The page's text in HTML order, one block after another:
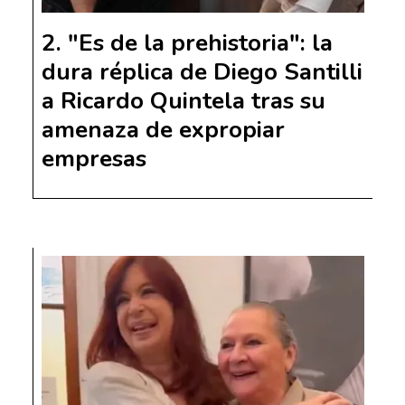
"Es de la prehistoria": la
dura réplica de Diego Santilli
a Ricardo Quintela tras su
amenaza de expropiar
empresas